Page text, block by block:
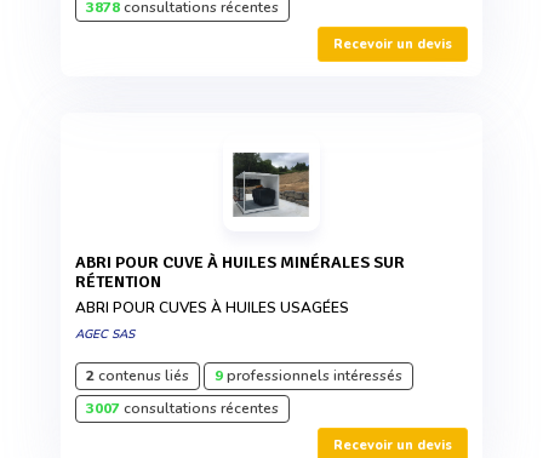
3878consultations récentes
Recevoir un devis
ABRI POUR CUVE À HUILES MINÉRALES SUR
RÉTENTION
ABRI POUR CUVES À HUILES USAGÉES
AGEC SAS
2contenus liés 9professionnels intéressés
3007consultations récentes
Recevoir un devis